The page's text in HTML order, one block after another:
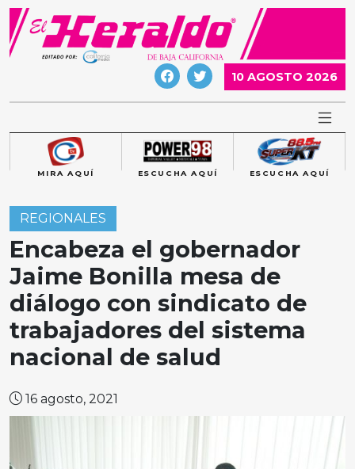
Skip
content
10 AGOSTO 2026
MIRA AQUÍ ESCUCHA AQUÍ ESCUCHA AQUÍ
REGIONALES
Encabeza el gobernador
Jaime Bonilla mesa de
diálogo con sindicato de
trabajadores del sistema
nacional de salud
16 agosto, 2021